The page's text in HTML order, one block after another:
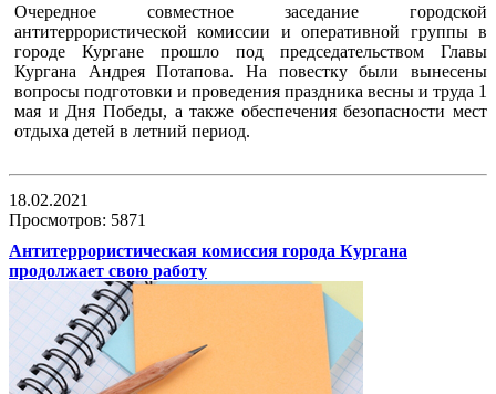
Очередное совместное заседание городской
антитеррористической комиссии и оперативной группы в
городе Кургане прошло под председательством Главы
Кургана Андрея Потапова. На повестку были вынесены
вопросы подготовки и проведения праздника весны и труда 1
мая и Дня Победы, а также обеспечения безопасности мест
отдыха детей в летний период.
18.02.2021
Просмотров: 5871
Антитеррористическая комиссия города Кургана
продолжает свою работу